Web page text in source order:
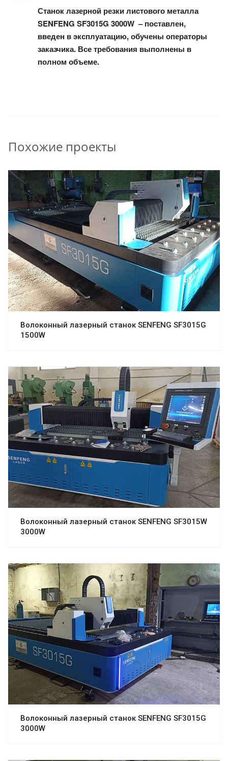
Станок лазерной резки листового металла
SENFENG SF3015G 3000W – поставлен,
введен в эксплуатацию, обучены операторы
заказчика. Все требования выполнены в
полном объеме.
Похожие проекты
Волоконный лазерный станок SENFENG SF3015G
1500W
Волоконный лазерный станок SENFENG SF3015W
3000W
Волоконный лазерный станок SENFENG SF3015G
3000W